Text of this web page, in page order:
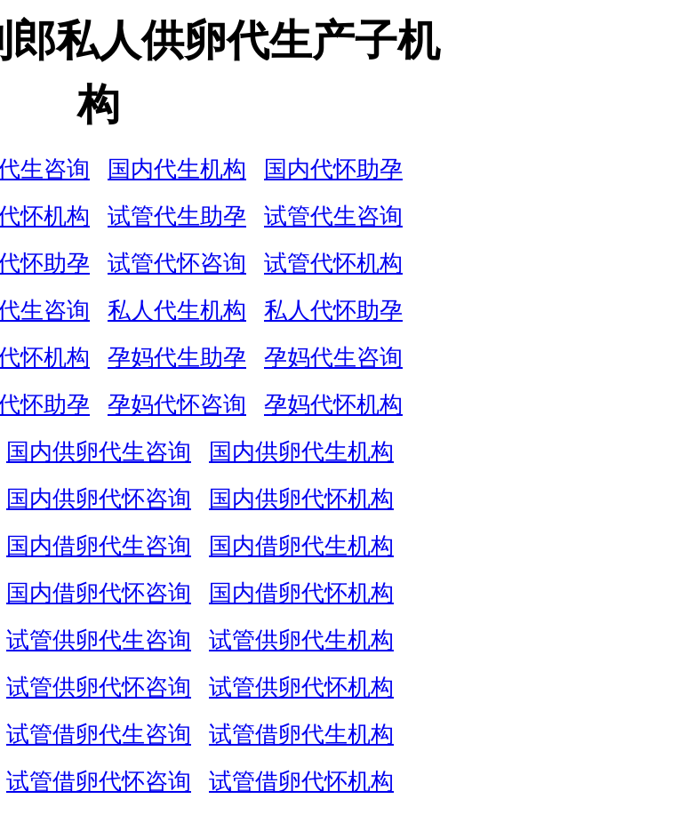
私人供卵代生产子机
构
生咨询 国内代生机构
国内代怀助孕
怀机构 试管代生助孕
试管代生咨询
怀助孕 试管代怀咨询
试管代怀机构
生咨询 私人代生机构
私人代怀助孕
怀机构 孕妈代生助孕
孕妈代生咨询
怀助孕 孕妈代怀咨询
孕妈代怀机构
国内供卵代生咨询
国内供卵代生机构
国内供卵代怀咨询
国内供卵代怀机构
国内借卵代生咨询
国内借卵代生机构
国内借卵代怀咨询
国内借卵代怀机构
试管供卵代生咨询
试管供卵代生机构
试管供卵代怀咨询
试管供卵代怀机构
试管借卵代生咨询
试管借卵代生机构
试管借卵代怀咨询
试管借卵代怀机构